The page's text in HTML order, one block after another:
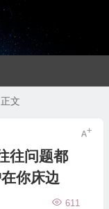
正文
往问题都
你床边
611